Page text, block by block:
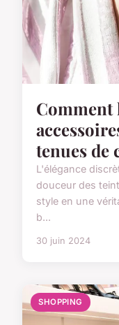
Comment
tenues de
L'élégance
douceur des
style en une
b...
30 juin 2024
SHOPPING